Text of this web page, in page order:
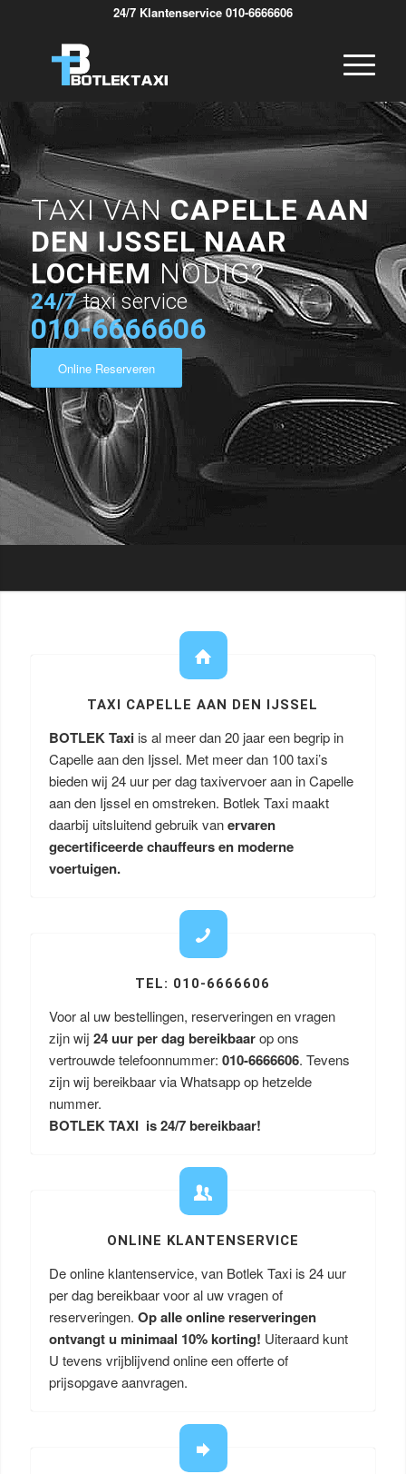
24/7 Klantenservice 010-6666606
TAXI VANCAPELLE AAN
DEN IJSSEL NAAR
LOCHEM NODIG?
24/7 taxi service
010-6666606
Online Reserveren
TAXI CAPELLE AAN DEN IJSSEL
BOTLEK Taxi is al meer dan 20 jaar een begrip in
Capelle aan den Ijssel. Met meer dan 100 taxi’s
bieden wij 24 uur per dag taxivervoer aan in Capelle
aan den Ijssel en omstreken. Botlek Taxi maakt
daarbij uitsluitend gebruik vanervaren
gecertificeerde chauffeurs en moderne
voertuigen.
TEL: 010-6666606
Voor al uw bestellingen, reserveringen en vragen
zijn wij 24 uur per dag bereikbaarop ons
vertrouwde telefoonnummer: 010-6666606. Tevens
zijn wij bereikbaar via Whatsapp op hetzelde
nummer.
BOTLEK TAXI is 24/7 bereikbaar!
ONLINE KLANTENSERVICE
De online klantenservice, van Botlek Taxi is 24 uur
per dag bereikbaar voor al uw vragen of
reserveringen. Op alle online reserveringen
ontvangt u minimaal 10% korting! Uiteraard kunt
U tevens vrijblijvend online een offerte of
prijsopgave aanvragen.